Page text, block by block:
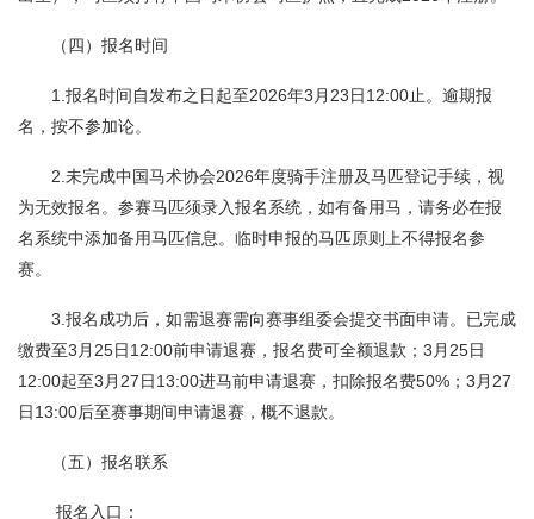
（四）报名时间
1.报名时间自发布之日起至2026年3月23日12:00止。逾期报
名，按不参加论。
2.未完成中国马术协会2026年度骑手注册及马匹登记手续，视
为无效报名。参赛马匹须录入报名系统，如有备用马，请务必在报
名系统中添加备用马匹信息。临时申报的马匹原则上不得报名参
赛。
3.报名成功后，如需退赛需向赛事组委会提交书面申请。已完成
缴费至3月25日12:00前申请退赛，报名费可全额退款；3月25日
12:00起至3月27日13:00进马前申请退赛，扣除报名费50%；3月27
日13:00后至赛事期间申请退赛，概不退款。
（五）报名联系
报名入口：